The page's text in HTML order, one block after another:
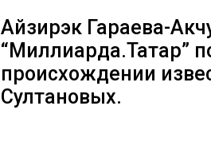
Айзирэк Гараева-
“Миллиарда.Татар”
происхождении
Султановых.